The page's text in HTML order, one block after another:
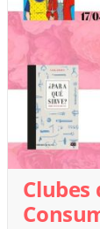
Clubes